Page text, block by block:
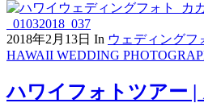
2018年2月13日 In ウェディングフ
HAWAII WEDDING
ハワイフォトツアー |